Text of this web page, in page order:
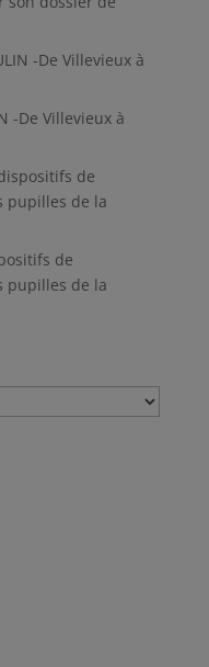
-De Villevieux à
-De Villevieux à
de
pupilles de la
de
pupilles de la